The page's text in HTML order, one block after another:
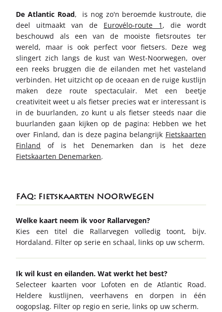
De Atlantic Road, is nog zo'n beroemde kustroute, die
deel uitmaakt van de Eurovélo-route 1 , die wordt
beschouwd als een van de mooiste fietsroutes ter
wereld, maar is ook perfect voor fietsers. Deze weg
slingert zich langs de kust van West-Noorwegen, over
een reeks bruggen die de eilanden met het vasteland
verbinden. Het uitzicht op de oceaan en de ruige kustlijn
maken deze route spectaculair. Met een beetje
creativiteit weet u als fietser precies wat er interessant is
in de buurlanden, zo kunt u als fietser steeds naar die
buurlanden gaan kijken op de pagina: Hebben we het
over Finland, dan is deze pagina belangrijk Fietskaarten
Finland of is het Denemarken dan is het deze
Fietskaarten Denemarken.
FAQ: Fietskaarten NOORWEGEN
Welke kaart neem ik voor Rallarvegen?
Kies een titel die Rallarvegen volledig toont, bijv.
Hordaland. Filter op serie en schaal, links op uw scherm.
Ik wil kust en eilanden. Wat werkt het best?
Selecteer kaarten voor Lofoten en de Atlantic Road.
Heldere kustlijnen, veerhavens en dorpen in één
oogopslag. Filter op regio en serie, links op uw scherm.